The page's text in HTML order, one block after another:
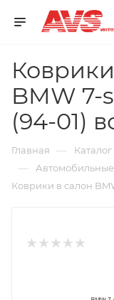
BMW 7-
(94-01)
Главная — Каталог
—
Коврики в салон